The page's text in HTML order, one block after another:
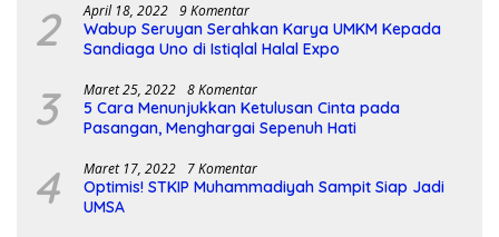
2 April 18, 2022 9 Komentar
Wabup Seruyan Serahkan Karya UMKM Kepada
Sandiaga Uno di Istiqlal Halal Expo
3 Maret 25, 2022 8 Komentar
5 Cara Menunjukkan Ketulusan Cinta pada
Pasangan, Menghargai Sepenuh Hati
4 Maret 17, 2022 7 Komentar
Optimis! STKIP Muhammadiyah Sampit Siap Jadi
UMSA